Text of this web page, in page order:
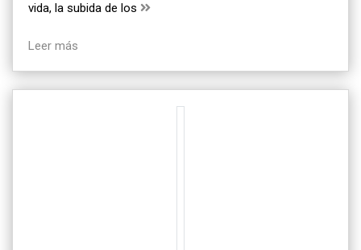
vida, la subida de los
Leer más